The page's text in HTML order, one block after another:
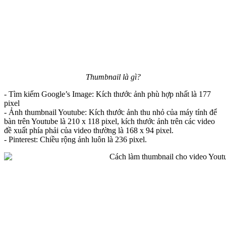
Thumbnail là gì?
- Tìm kiếm Google’s Image: Kích thước ảnh phù hợp nhất là 177
pixel
- Ảnh thumbnail Youtube: Kích thước ảnh thu nhỏ của máy tính để
bàn trên Youtube là 210 x 118 pixel, kích thước ảnh trên các video
đề xuất phía phải của video thường là 168 x 94 pixel.
- Pinterest: Chiều rộng ảnh luôn là 236 pixel.